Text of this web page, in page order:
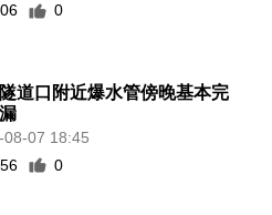
0
道口附近爆水管傍晚基本完
08-07 18:45
0